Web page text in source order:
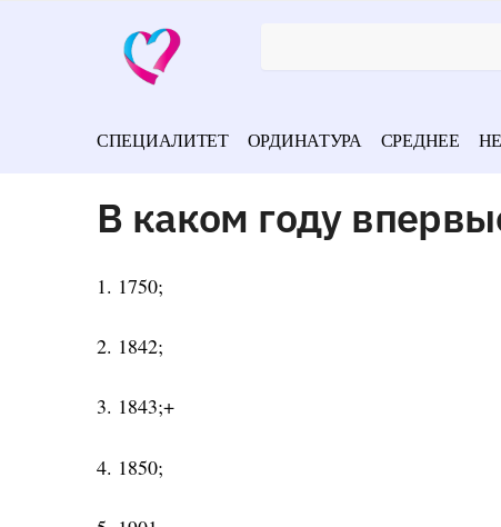
СПЕЦИАЛИТЕТ ОРДИНАТУРА СРЕДНЕЕ
В каком году
1. 1750;
2. 1842;
3. 1843;+
4. 1850;